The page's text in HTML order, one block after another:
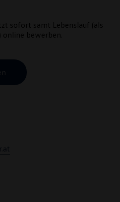
sofort samt Lebenslauf (als
bewerben.